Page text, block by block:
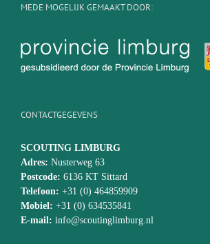
MEDE MOGELIJK GEMAAKT DOOR:
CONTACTGEGEVENS
SCOUTING LIMBURG
Adres: Nusterweg 63
Postcode: 6136 KT Sittard
Telefoon: +31 (0) 464859909
Mobiel: +31 (0) 634535841
E-mail: info@scoutinglimburg.nl